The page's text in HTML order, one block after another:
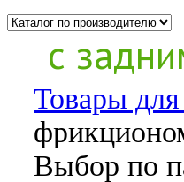
с
Товары
Выбор по